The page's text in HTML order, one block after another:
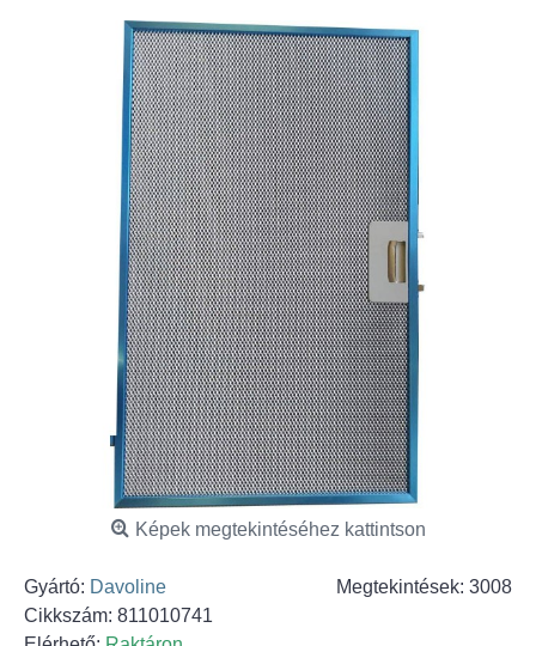
Képek megtekintéséhez kattintson
Megtekintések: 3008
Gyártó: Davoline
Cikkszám: 811010741